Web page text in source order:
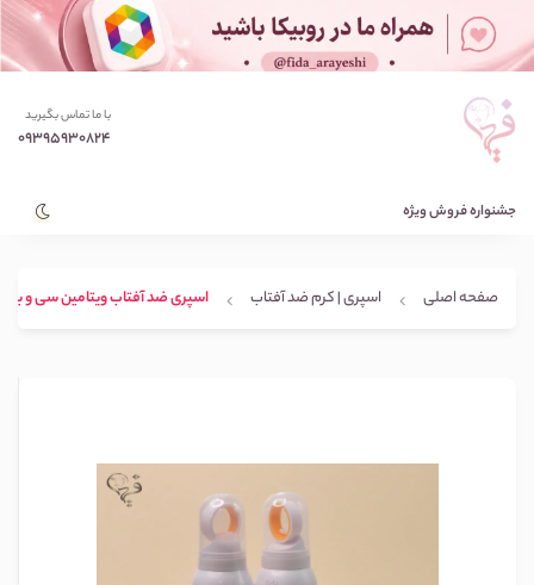
با ما تماس بگیرید
09395930824
جشنواره فروش ویژه
صفحه اصلی اسپری | کرم ضد آفتاب اسپری ضد آفتاب ویتامین سی و برنج